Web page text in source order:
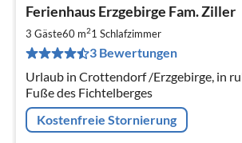
Ferienhaus Erzgebirge Fam. Ziller
3 Gäste60 m21 Schlafzimmer
3 Bewertungen
Urlaub in Crottendorf /Erzgebirge, in
Fuße des Fichtelberges
Kostenfreie Stornierung